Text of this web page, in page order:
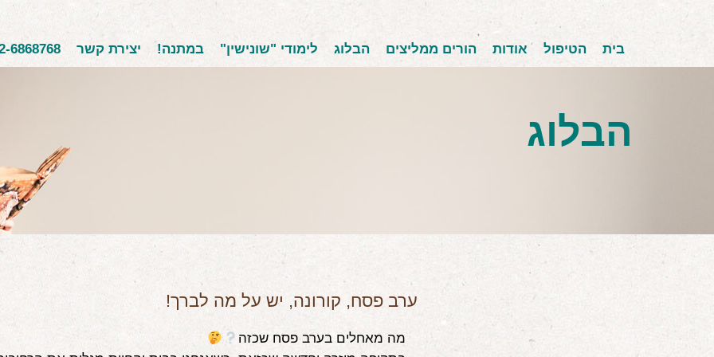
בית הטיפול אודות הורים ממליצים הבלוג לימודי "שונישין" במתנה! יצירת קשר 6868768
הבלוג
ערב פסח, קורונה, יש על מה לברך!
מה מאחלים בערב פסח שכזה